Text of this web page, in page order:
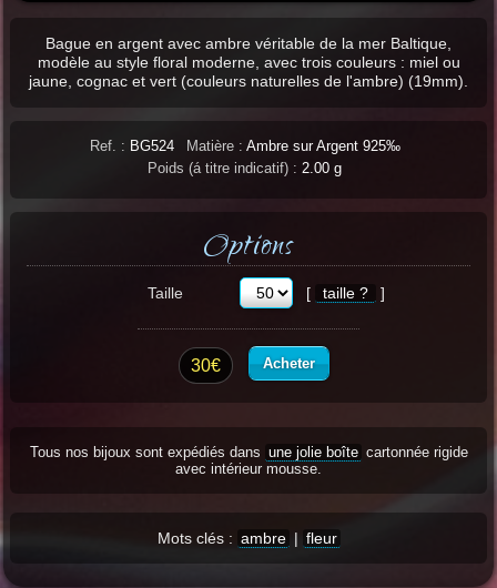
Bague en argent avec ambre véritable de la mer Baltique,
modèle au style floral moderne, avec trois couleurs : miel ou
jaune, cognac et vert (couleurs naturelles de l'ambre) (19mm).
Ref. : BG524 Matière : Ambre sur Argent 925‰
Poids (á titre indicatif) : 2.00 g
Options
Taille [ taille ? ]
30€ Acheter
Tous nos bijoux sont expédiés dans une jolie boîte cartonnée rigide
avec intérieur mousse.
Mots clés : ambre | fleur